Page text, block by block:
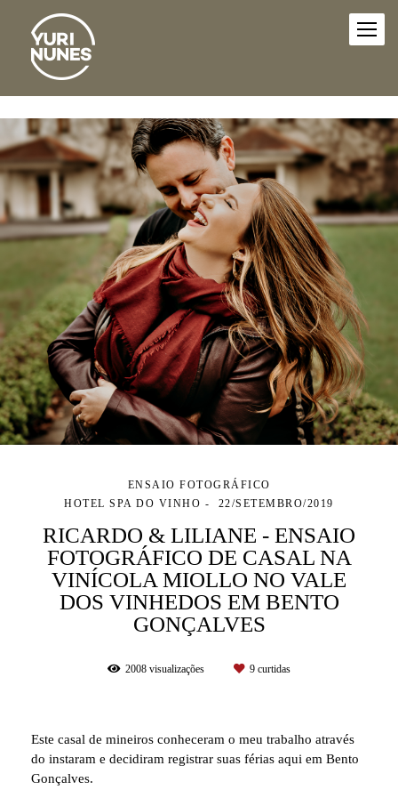
ENSAIO FOTOGRÁFICO
HOTEL SPA DO VINHO
22/SETEMBRO/2019
RICARDO & LILIANE - ENSAIO
FOTOGRÁFICO DE CASAL NA
VINÍCOLA MIOLLO NO VALE
DOS VINHEDOS EM BENTO
GONÇALVES
2008 visualizações 9 curtidas
Este casal de mineiros conheceram o meu trabalho através
do instaram e decidiram registrar suas férias aqui em Bento
Gonçalves.